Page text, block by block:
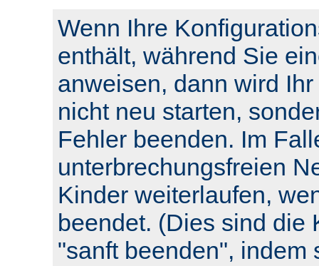
Wenn Ihre
enthält, während Sie
anweisen, dann wird
nicht neu starten,
Fehler beenden. Im
unterbrechungsfreien
Kinder weiterlaufen,
beendet. (Dies sind die
"sanft beenden", indem